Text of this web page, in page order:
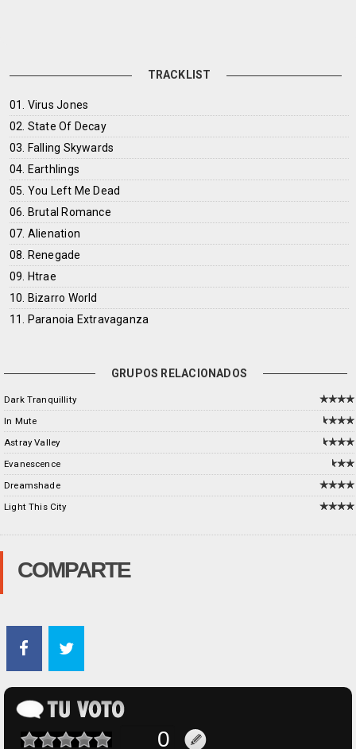
TRACKLIST
01. Virus Jones
02. State Of Decay
03. Falling Skywards
04. Earthlings
05. You Left Me Dead
06. Brutal Romance
07. Alienation
08. Renegade
09. Htrae
10. Bizarro World
11. Paranoia Extravaganza
GRUPOS RELACIONADOS
Dark Tranquillity
In Mute
Astray Valley
Evanescence
Dreamshade
Light This City
COMPARTE